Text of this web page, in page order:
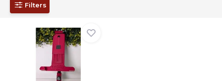
Filters